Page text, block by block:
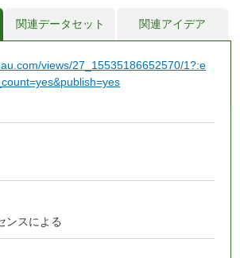
関連データセット 関連アイデア
views/27_15535186652570/1?:e
ンスによる